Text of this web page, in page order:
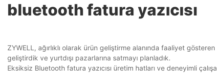
bluetooth fatura yazıcısı
ZYWELL, ağırlıklı olarak ürün geliştirme alanında faaliyet
geliştirdik ve yurtdışı pazarlarına satmayı planladık.
Eksiksiz Bluetooth fatura yazıcısı üretim hatları ve deneyimli